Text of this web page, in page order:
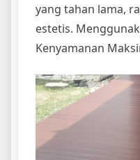
yang tahan lama,
estetis.
Kenyamanan